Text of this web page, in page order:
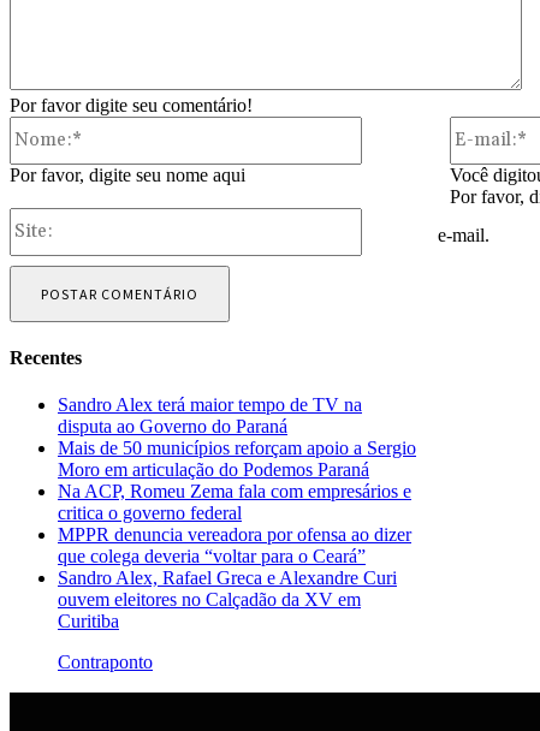
Por favor digite seu comentário!
Por favor, digite seu nome aqui
Você
Por favor,
e-mail.
Recentes
Sandro Alex terá maior tempo de TV na
disputa ao Governo do Paraná
Mais de 50 municípios reforçam apoio a Sergio
Moro em articulação do Podemos Paraná
Na ACP, Romeu Zema fala com empresários e
critica o governo federal
MPPR denuncia vereadora por ofensa ao dizer
que colega deveria “voltar para o Ceará”
Sandro Alex, Rafael Greca e Alexandre Curi
ouvem eleitores no Calçadão da XV em
Curitiba
Contraponto